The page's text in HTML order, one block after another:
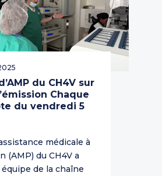
du CH4V sur
Chaque
du vendredi 5
médicale à
(AMP) du CH4V a
de la chaîne